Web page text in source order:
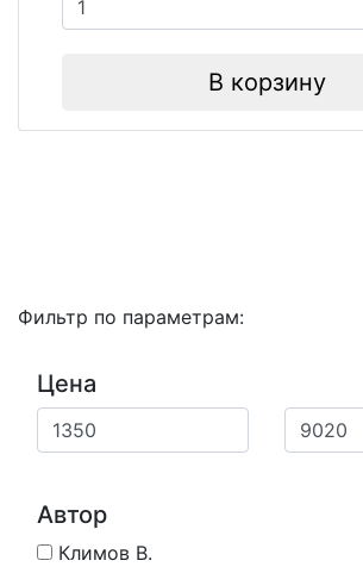
В корзину
Фильтр по параметрам:
Цена
Автор
Климов В.